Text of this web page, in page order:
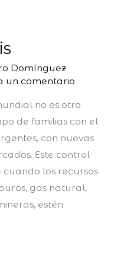
Domínguez
un comentario
no es otro
de familias con el
con nuevas
Este control
los recursos
gas natural,
estén